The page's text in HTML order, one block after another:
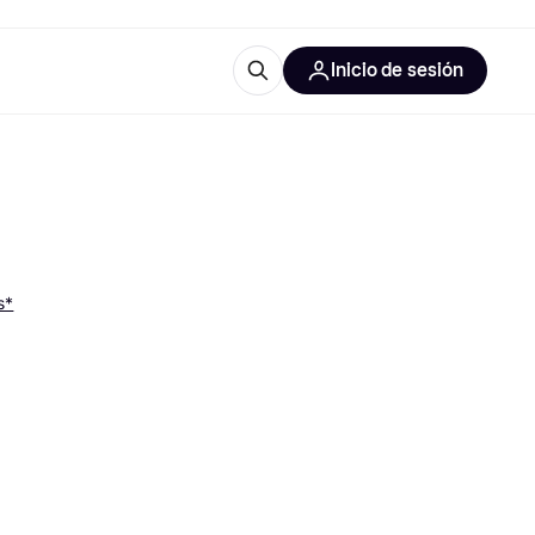
Inicio de sesión